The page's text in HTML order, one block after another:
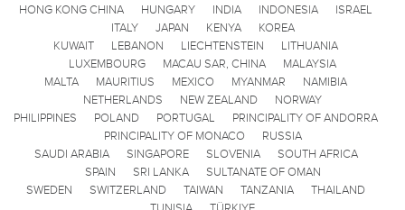
HONG KONG CHINA
HUNGARY INDIA INDONESIA
ISRAEL
ITALY
JAPAN KENYA
KOREA
KUWAIT
LEBANON LIECHTENSTEIN
LITHUANIA
LUXEMBOURG
MACAU SAR, CHINA
MALAYSIA
MALTA
MAURITIUS MEXICO MYANMAR
NAMIBIA
NETHERLANDS
NEW ZEALAND
NORWAY
PHILIPPINES
POLAND PORTUGAL
PRINCIPALITY OF ANDORRA
PRINCIPALITY OF MONACO
RUSSIA
SAUDI ARABIA
SINGAPORE SLOVENIA
SOUTH AFRICA
SPAIN
SRI LANKA
SULTANATE OF OMAN
SWEDEN
SWITZERLAND TAIWAN TANZANIA
THAILAND